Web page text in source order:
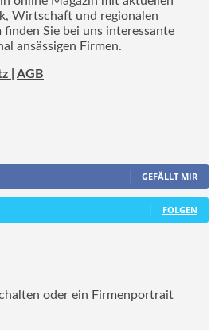
Wirtschaft und regionalen
Sie bei uns interessante
ansässigen Firmen.
| AGB
GEFÄLLT MIR
FOLGEN
oder ein Firmenportrait